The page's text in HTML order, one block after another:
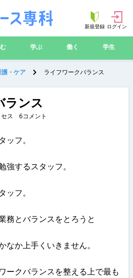
新規登録 ログイン
学ぶ 働く 学生
護・ケア ライフワークバランス
ランス
ス 6コメント
フ。
強するスタッフ。
フ。
務とバランスをとろうと
か上手くいきません。
ークバランスを整える上で最も